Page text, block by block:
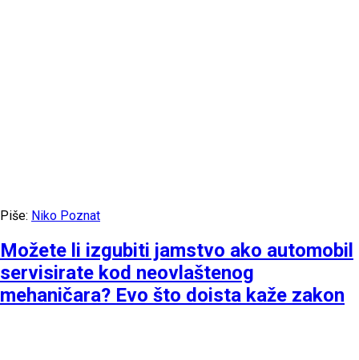
Piše: Niko Poznat
Možete li izgubiti jamstvo ako automobil
servisirate kod neovlaštenog
mehaničara? Evo što doista kaže zakon